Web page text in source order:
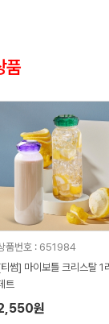
품
품번호 : 651984
썸] 마이보틀 크리스탈 1
트
원